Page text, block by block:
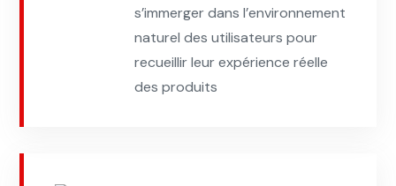
s’immerger dans l’environnement
naturel des utilisateurs pour
recueillir leur expérience réelle
des produits